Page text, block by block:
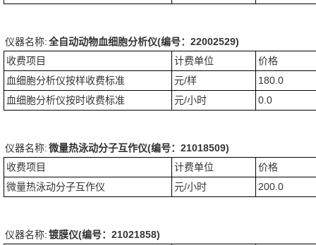
仪器名称:全自动动物血细胞分析仪(编号：22002529)
收费项目
计费单位
价格
血细胞分析仪按样收费标准
元/样
180.0
血细胞分析仪按时收费标准
元/小时 0.0
仪器名称:微量热泳动分子互作仪(编号：21018509)
收费项目
计费单位
价格
微量热泳动分子互作仪
元/小时 200.0
仪器名称:镀膜仪(编号：21021858)